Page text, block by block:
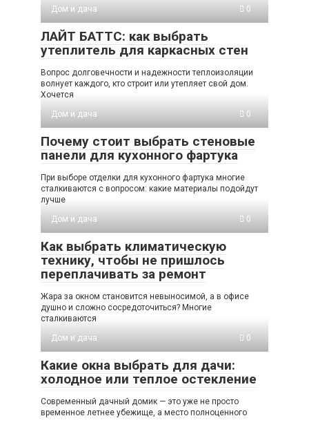
Дом и дача
0
ЛАЙТ БАТТС: как выбрать
утеплитель для каркасных стен
Вопрос долговечности и надежности теплоизоляции
волнует каждого, кто строит или утепляет свой дом.
Хочется
Дом и дача
0
Почему стоит выбрать стеновые
панели для кухонного фартука
При выборе отделки для кухонного фартука многие
сталкиваются с вопросом: какие материалы подойдут
лучше
Дом и дача
0
Как выбрать климатическую
технику, чтобы не пришлось
переплачивать за ремонт
Жара за окном становится невыносимой, а в офисе
душно и сложно сосредоточиться? Многие
сталкиваются
Дом и дача
0
Какие окна выбрать для дачи:
холодное или теплое остекление
Современный дачный домик — это уже не просто
временное летнее убежище, а место полноценного